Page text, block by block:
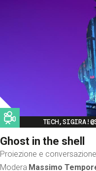
Image
Ghost in the shell
Proiezione e conversazione
Modera Massimo